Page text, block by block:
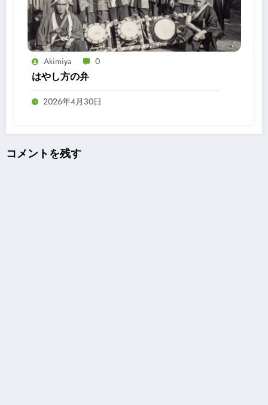
Akimiya 0
はやし方の弁
2026年4月30日
コメントを残す